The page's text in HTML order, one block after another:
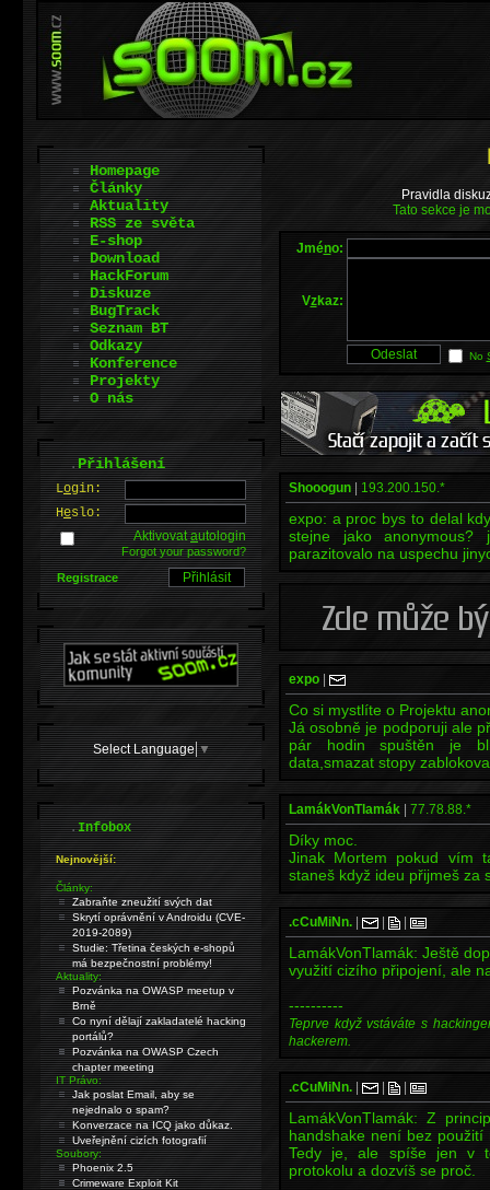
Pravidla
Tato sekce je
Jméno:
Vzkaz:
No
Shooogun 193.200.150.*
expo: a proc bys to delal
stejne jako
parazitovalo na uspechu
expo
Co si mystlíte o Projektu
Já osobně je podporuji ale
pár hodin spuštěn je
data,smazat stopy
LamákVonTlamák 77.78.88.*
Díky moc.
Jinak Mortem pokud vím
staneš když ideu přijmeš za
.cCuMiNn.
LamákVonTlamák: Ještě
využití cizího připojení, ale
----------
Teprve když vstáváte s
hackerem.
.cCuMiNn.
LamákVonTlamák: Z
handshake není bez
Tedy je, ale spíše jen v
protokolu a dozvíš se proč.
Homepage
Články
Aktuality
RSS ze světa
E-shop
Download
HackForum
Diskuze
BugTrack
Seznam BT
Odkazy
Konference
Projekty
O nás
.Přihlášení
Login:
Heslo:
Aktivovatautologin
Forgot your password?
Registrace
Select Language ▼
.Infobox
Nejnovější:
Články:
Zabraňte zneužití svých dat
Skrytí oprávnění v Androidu (CVE-
2019-2089)
Studie: Třetina českých e-shopů
má bezpečnostní problémy!
Aktuality:
Pozvánka na OWASP meetup v
Brně
Co nyní dělají zakladatelé hacking
portálů?
Pozvánka na OWASP Czech
chapter meeting
IT Právo:
Jak poslat Email, aby se
nejednalo o spam?
Konverzace na ICQ jako důkaz.
Uveřejnění cizích fotografií
Soubory:
Phoenix 2.5
Crimeware Exploit Kit